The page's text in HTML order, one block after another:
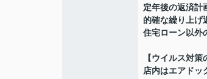
定年後の返済計
的確な繰り上げ
住宅ローン以外
【ウイルス対策
店内はエアドッ